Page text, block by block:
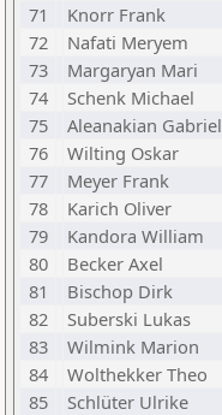
71
Knorr Frank
72
Nafati Meryem
73
Margaryan Mari
74
Schenk Michael
75
Aleanakian Gabriel
76
Wilting Oskar
77
Meyer Frank
78
Karich Oliver
79
Kandora William
80
Becker Axel
81
Bischop Dirk
82
Suberski Lukas
83
Wilmink Marion
84
Wolthekker Theo
85
Schlüter Ulrike